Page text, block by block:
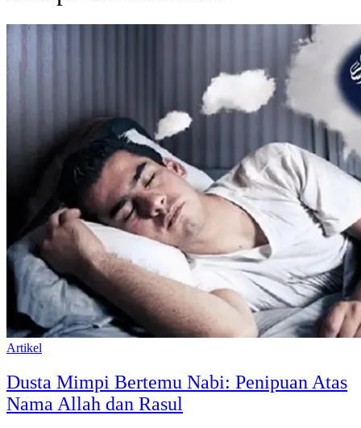
Artikel
Dusta Mimpi Bertemu Nabi: Penipuan Atas
Nama Allah dan Rasul